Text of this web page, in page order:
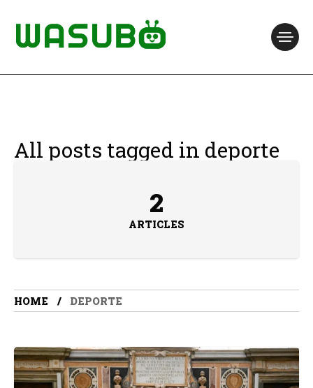
All posts tagged in deporte
2
ARTICLES
HOME DEPORTE